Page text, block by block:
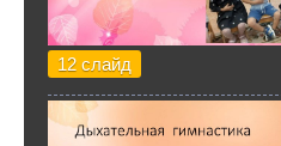
12 слайд